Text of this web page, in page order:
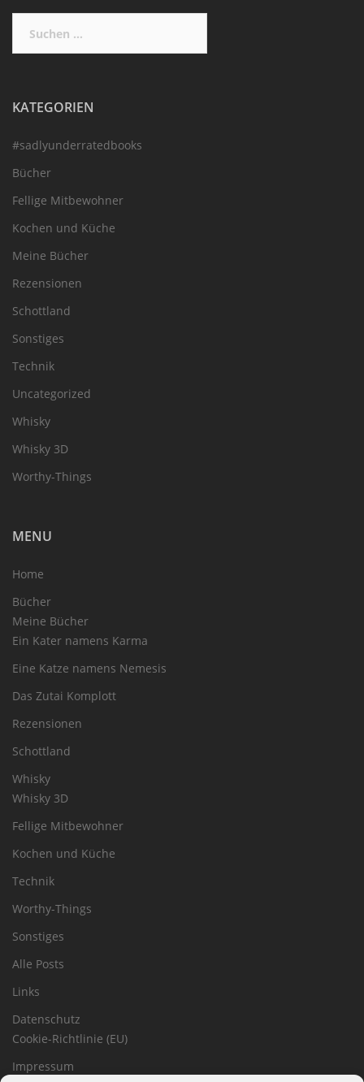
nach:
KATEGORIEN
#sadlyunderratedbooks
Bücher
Fellige Mitbewohner
Kochen und Küche
Meine Bücher
Rezensionen
Schottland
Sonstiges
Technik
Uncategorized
Whisky
Whisky 3D
Worthy-Things
MENU
Home
Bücher
Meine Bücher
Ein Kater namens Karma
Eine Katze namens Nemesis
Das Zutai Komplott
Rezensionen
Schottland
Whisky
Whisky 3D
Fellige Mitbewohner
Kochen und Küche
Technik
Worthy-Things
Sonstiges
Alle Posts
Links
Datenschutz
Cookie-Richtlinie (EU)
Impressum